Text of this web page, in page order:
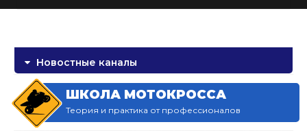
Новостные каналы
ШКОЛА МОТОКРОССА
Теория и практика от профессионалов